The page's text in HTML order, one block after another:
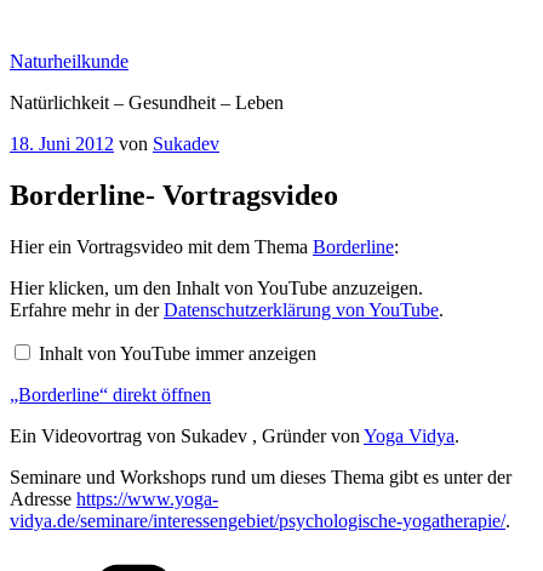
springen
Naturheilkunde
Natürlichkeit – Gesundheit – Leben
Veröffentlicht
18. Juni 2012 von Sukadev
Borderline- Vortragsvideo
Hier ein Vortragsvideo mit dem Thema Borderline:
„Borderline“
von
YouTube
Hier klicken, um den Inhalt von YouTube anzuzeigen.
Erfahre mehr in derDatenschutzerklärung von YouTube.
Inhalt von YouTube immer anzeigen
„Borderline“ direkt öffnen
Ein Videovortrag von Sukadev , Gründer von Yoga Vidya.
Seminare und Workshops rund um dieses Thema gibt es unter der
Adresse https://www.yoga-
vidya.de/seminare/interessengebiet/psychologische-yogatherapie/.